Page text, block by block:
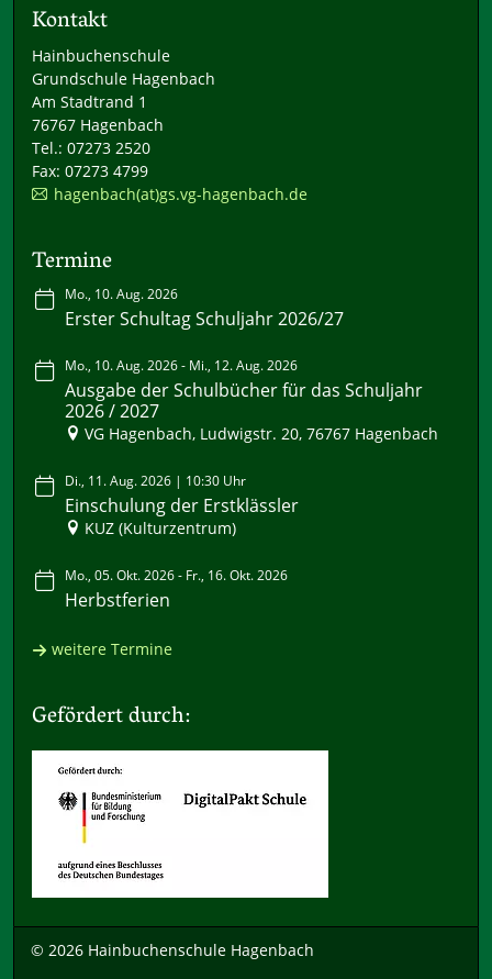
Kontakt
Hainbuchenschule
Grundschule Hagenbach
Am Stadtrand 1
76767 Hagenbach
Tel.: 07273 2520
Fax: 07273 4799
hagenbach(at)gs.vg-hagenbach.de
Termine
Mo., 10. Aug. 2026
Erster Schultag Schuljahr 2026/27
Mo., 10. Aug. 2026 - Mi., 12. Aug. 2026
Ausgabe der Schulbücher für das Schuljahr
2026 / 2027
VG Hagenbach, Ludwigstr. 20, 76767 Hagenbach
Di., 11. Aug. 2026 | 10:30 Uhr
Einschulung der Erstklässler
KUZ (Kulturzentrum)
Mo., 05. Okt. 2026 - Fr., 16. Okt. 2026
Herbstferien
weitere Termine
Gefördert durch:
© 2026 Hainbuchenschule Hagenbach